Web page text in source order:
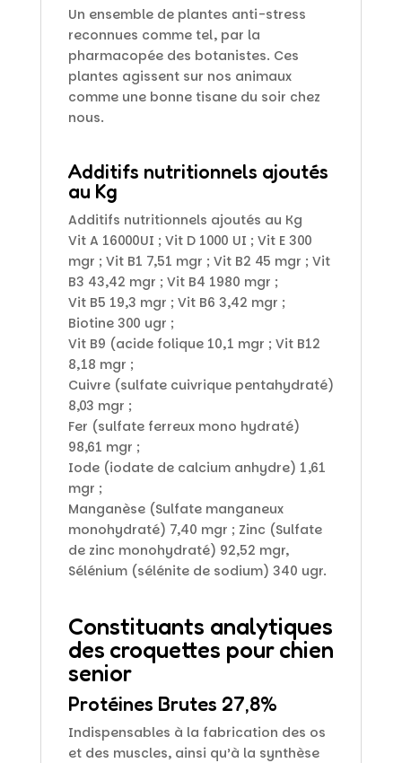
Un ensemble de plantes anti-stress
reconnues comme tel, par la
pharmacopée des botanistes. Ces
plantes agissent sur nos animaux
comme une bonne tisane du soir chez
nous.
Additifs nutritionnels ajoutés
au Kg
Additifs nutritionnels ajoutés au Kg
Vit A 16000UI ; Vit D 1000 UI ; Vit E 300
mgr ; Vit B1 7,51 mgr ; Vit B2 45 mgr ; Vit
B3 43,42 mgr ; Vit B4 1980 mgr ;
Vit B5 19,3 mgr ; Vit B6 3,42 mgr ;
Biotine 300 ugr ;
Vit B9 (acide folique 10,1 mgr ; Vit B12
8,18 mgr ;
Cuivre (sulfate cuivrique pentahydraté)
8,03 mgr ;
Fer (sulfate ferreux mono hydraté)
98,61 mgr ;
Iode (iodate de calcium anhydre) 1,61
mgr ;
Manganèse (Sulfate manganeux
monohydraté) 7,40 mgr ; Zinc (Sulfate
de zinc monohydraté) 92,52 mgr,
Sélénium (sélénite de sodium) 340 ugr.
Constituants analytiques
des croquettes pour chien
senior
Protéines Brutes 27,8%
Indispensables à la fabrication des os
et des muscles, ainsi qu’à la synthèse